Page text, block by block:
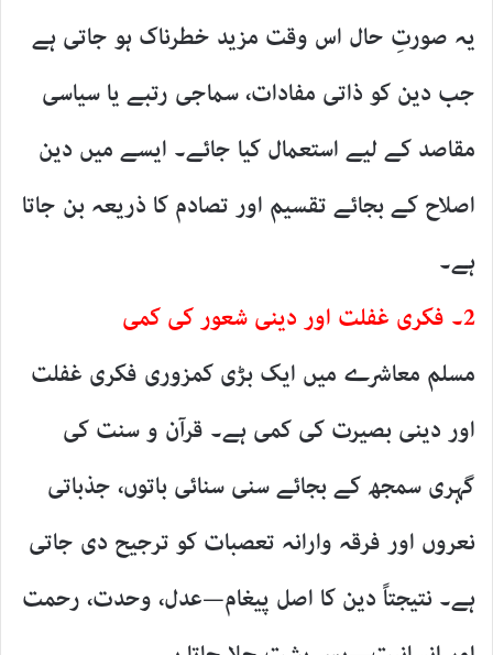
یہ صورتِ حال اس وقت مزید خطرناک ہو جاتی ہے
جب دین کو ذاتی مفادات، سماجی رتبے یا سیاسی
مقاصد کے لیے استعمال کیا جائے۔ ایسے میں دین
اصلاح کے بجائے تقسیم اور تصادم کا ذریعہ بن جاتا
ہے۔
2۔ فکری غفلت اور دینی شعور کی کمی
مسلم معاشرے میں ایک بڑی کمزوری فکری غفلت
اور دینی بصیرت کی کمی ہے۔ قرآن و سنت کی
گہری سمجھ کے بجائے سنی سنائی باتوں، جذباتی
نعروں اور فرقہ وارانہ تعصبات کو ترجیح دی جاتی
ہے۔ نتیجتاً دین کا اصل پیغام—عدل، وحدت، رحمت